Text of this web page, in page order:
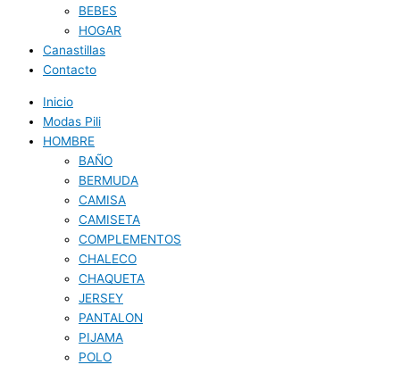
BEBES
HOGAR
Canastillas
Contacto
Inicio
Modas Pili
HOMBRE
BAÑO
BERMUDA
CAMISA
CAMISETA
COMPLEMENTOS
CHALECO
CHAQUETA
JERSEY
PANTALON
PIJAMA
POLO